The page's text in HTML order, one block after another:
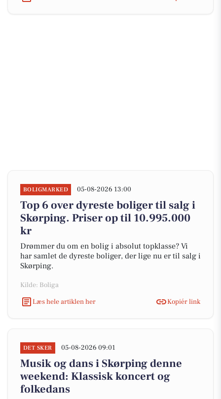
BOLIGMARKED 05-08-2026 13:00
Top 6 over dyreste boliger til salg i
Skørping. Priser op til 10.995.000
kr
Drømmer du om en bolig i absolut topklasse? Vi
har samlet de dyreste boliger, der lige nu er til salg i
Skørping.
Kilde: Boliga
Læs hele artiklen her
Kopiér link
DET SKER 05-08-2026 09:01
Musik og dans i Skørping denne
weekend: Klassisk koncert og
folkedans